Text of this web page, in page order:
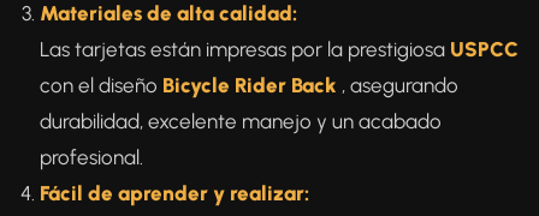
Materiales de alta calidad:
Las tarjetas están impresas por la prestigiosa USPCC
con el diseño Bicycle Rider Back , asegurando
durabilidad, excelente manejo y un acabado
profesional.
Fácil de aprender y realizar: